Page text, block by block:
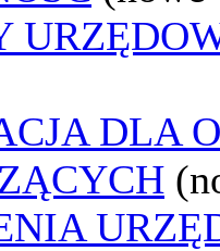
DLA